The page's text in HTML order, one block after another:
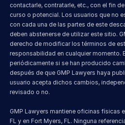
contactarle, contratarle, etc., con el fin
curso o potencial. Los usuarios que no
con cada una de las partes de este
deben abstenerse de utilizar este sitio.
derecho de modificar los términos de
responsabilidad en cualquier momento.
periódicamente si se han producido
después de que GMP Lawyers haya
usuario acepta dichos cambios,
revisado o no.
GMP Lawyers mantiene oficinas físicas
FL y en Fort Myers, FL. Ninguna